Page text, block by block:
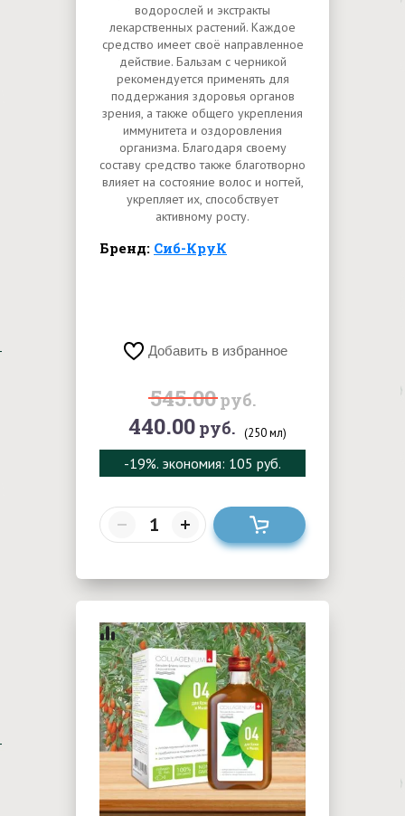
водорослей и экстракты
лекарственных растений. Каждое
средство имеет своё направленное
действие. Бальзам с черникой
рекомендуется применять для
поддержания здоровья органов
зрения, а также общего укрепления
иммунитета и оздоровления
организма. Благодаря своему
составу средство также благотворно
влияет на состояние волос и ногтей,
укрепляет их, способствует
активному росту.
Бренд: Сиб-КруК
Добавить в избранное
545.00руб.
440.00руб. (250 мл)
-19%. экономия: 105 руб.